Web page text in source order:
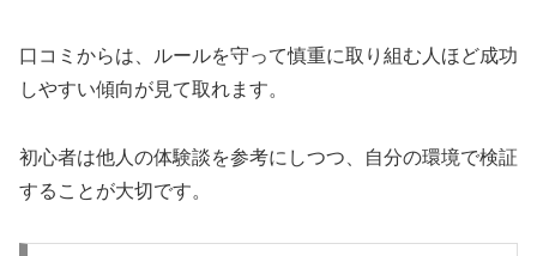
口コミからは、ルールを守って慎重に取り組む人ほど成功
しやすい傾向が見て取れます。
初心者は他人の体験談を参考にしつつ、自分の環境で検証
することが大切です。